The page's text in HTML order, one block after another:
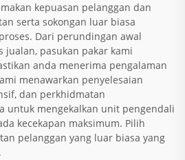
kepuasan pelanggan dan
serta sokongan luar biasa
Dari perundingan awal
jualan, pasukan pakar kami
anda menerima pengalaman
menawarkan penyelesaian
dan perkhidmatan
untuk mengekalkan unit pengendali
kecekapan maksimum. Pilih
pelanggan yang luar biasa yang